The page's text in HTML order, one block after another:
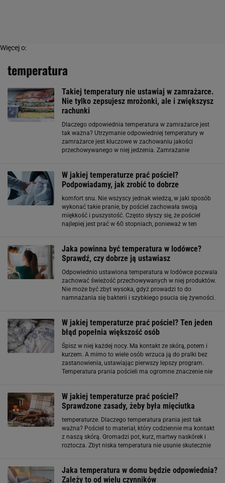
Więcej o:
temperatura
Takiej temperatury nie ustawiaj w zamrażarce.
Nie tylko zepsujesz mrożonki, ale i zwiększysz
rachunki
Dlaczego odpowiednia temperatura w zamrażarce jest
tak ważna? Utrzymanie odpowiedniej temperatury w
zamrażarce jest kluczowe w zachowaniu jakości
przechowywanego w niej jedzenia. Zamrażanie
W jakiej temperaturze prać pościel?
Podpowiadamy, jak zrobić to dobrze
komfort snu. Nie wszyscy jednak wiedzą, w jaki sposób
wykonać takie pranie, by pościel zachowała swoją
miękkość i puszystość. Często słyszy się, że pościel
najlepiej jest prać w 60 stopniach, ponieważ w ten
Jaka powinna być temperatura w lodówce?
Sprawdź, czy dobrze ją ustawiasz
Odpowiednio ustawiona temperatura w lodówce pozwala
zachować świeżość przechowywanych w niej produktów.
Nie może być zbyt wysoka, gdyż prowadzi to do
namnażania się bakterii i szybkiego psucia się żywności.
W jakiej temperaturze prać pościel? Ten jeden
błąd popełnia większość osób
Śpisz w niej każdej nocy. Ma kontakt ze skórą, potem i
kurzem. A mimo to wiele osób wrzuca ją do pralki bez
zastanowienia, ustawiając pierwszy lepszy program.
Temperatura prania pościeli ma ogromne znaczenie nie
W jakiej temperaturze prać pościel?
Sprawdzone zasady, żeby była mięciutka
temperaturze. Dlaczego temperatura prania jest tak
ważna? Pościel to materiał, który codziennie ma kontakt
z naszą skórą. Gromadzi pot, kurz, martwy naskórek i
roztocza. Zbyt niska temperatura nie usunie skutecznie
Jaka temperatura w domu będzie odpowiednia?
Zależy to od wielu czynników